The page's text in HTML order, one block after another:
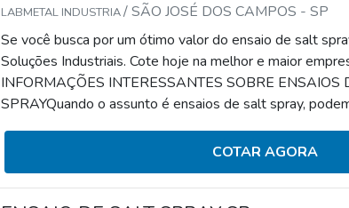
LABMETAL INDUSTRIA/ SÃO JOSÉ DOS CAMPOS - SP
Se você busca por um ótimo valor do ensaio de salt
Soluções Industriais. Cote hoje na melhor e maior
INFORMAÇÕES INTERESSANTES SOBRE ENSAIOS
SPRAYQuando o assunto é ensaios de salt spray,
identificação e o controle do componente em análise em
serviço pode ser reconhecido por seus diferenciais que co
COTAR AGORA